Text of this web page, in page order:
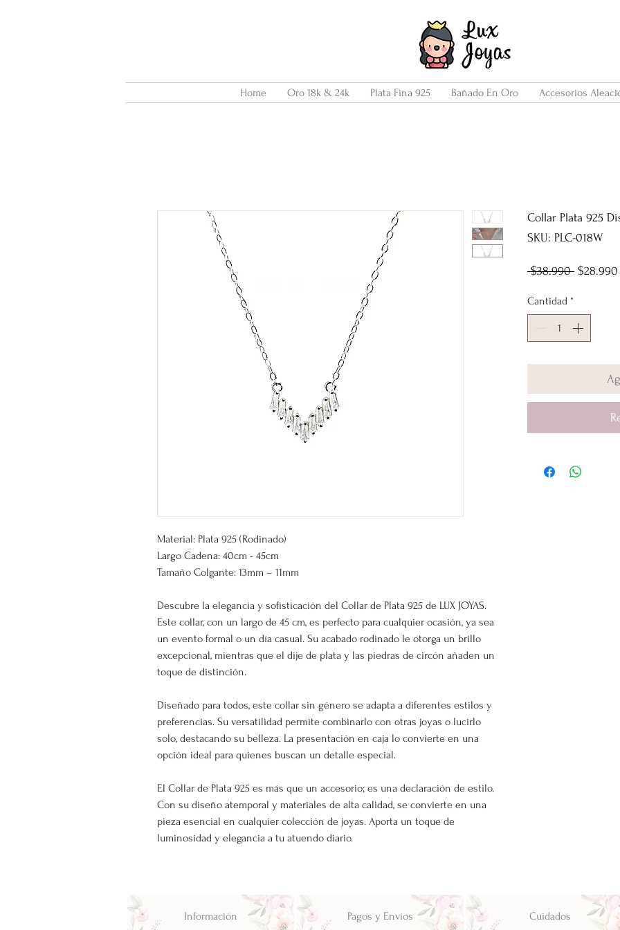
Home Oro 18k & 24k Plata Fina 925 Bañado En Oro Accesorios
Material: Plata 925 (Rodinado)
Largo Cadena: 40cm - 45cm
Tamaño Colgante: 13mm – 11mm
Descubre la elegancia y sofisticación del Collar de Plata 925 de LUX JOYAS.
Este collar, con un largo de 45 cm, es perfecto para cualquier ocasión, ya sea
un evento formal o un día casual. Su acabado rodinado le otorga un brillo
excepcional, mientras que el dije de plata y las piedras de circón añaden un
toque de distinción.
Diseñado para todos, este collar sin género se adapta a diferentes estilos y
preferencias. Su versatilidad permite combinarlo con otras joyas o lucirlo
solo, destacando su belleza. La presentación en caja lo convierte en una
opción ideal para quienes buscan un detalle especial.
El Collar de Plata 925 es más que un accesorio; es una declaración de estilo.
Con su diseño atemporal y materiales de alta calidad, se convierte en una
pieza esencial en cualquier colección de joyas. Aporta un toque de
luminosidad y elegancia a tu atuendo diario.
Collar Plata 925
SKU: PLC-018W
$38.990 Precio
$28.990
Cantidad *
Información Pagos y Envíos Cuidados